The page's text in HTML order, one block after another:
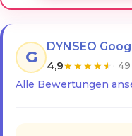
G
DYNSEO
4,9★★★★★ ·
Alle Bewertungen